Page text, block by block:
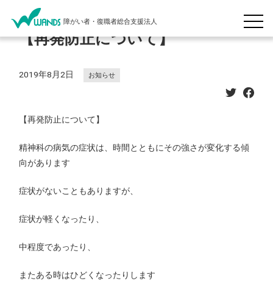
障がい者・復職者総合支援法人
【再発防止について】
2019年8月2日 お知らせ
【再発防止について】
精神科の病気の症状は、時間とともにその強さが変化する傾
向があります
症状がないこともありますが、
症状が軽くなったり、
中程度であったり、
またある時はひどくなったりします